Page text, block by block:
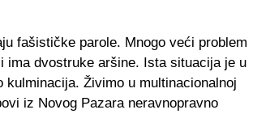
fašističke parole. Mnogo veći problem
ima dvostruke aršine. Ista situacija je u
Živimo u multinacionalnoj
iz Novog Pazara neravnopravno